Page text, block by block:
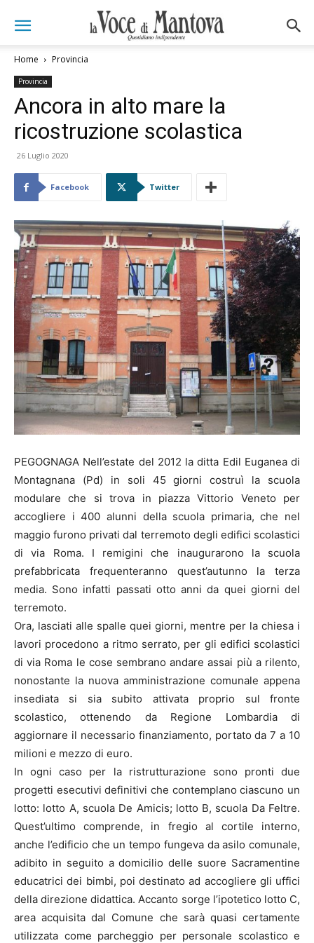
Home Provincia
Provincia
Ancora in alto mare la
ricostruzione scolastica
26 Luglio 2020
Facebook Twitter
PEGOGNAGA Nell’estate del 2012 la ditta Edil Euganea di
Montagnana (Pd) in soli 45 giorni costruì la scuola
modulare che si trova in piazza Vittorio Veneto per
accogliere i 400 alunni della scuola primaria, che nel
maggio furono privati dal terremoto degli edifici scolastici
di via Roma. I remigini che inaugurarono la scuola
prefabbricata frequenteranno quest’autunno la terza
media. Sono infatti passati otto anni da quei giorni del
terremoto.
Ora, lasciati alle spalle quei giorni, mentre per la chiesa i
lavori procedono a ritmo serrato, per gli edifici scolastici
di via Roma le cose sembrano andare assai più a rilento,
nonostante la nuova amministrazione comunale appena
insediata si sia subito attivata proprio sul fronte
scolastico, ottenendo da Regione Lombardia di
aggiornare il necessario finanziamento, portato da 7 a 10
milioni e mezzo di euro.
In ogni caso per la ristrutturazione sono pronti due
progetti esecutivi definitivi che contemplano ciascuno un
lotto: lotto A, scuola De Amicis; lotto B, scuola Da Feltre.
Quest’ultimo comprende, in fregio al cortile interno,
anche l’edificio che un tempo fungeva da asilo comunale,
adibito in seguito a domicilio delle suore Sacramentine
educatrici dei bimbi, poi destinato ad accogliere gli uffici
della direzione didattica. Accanto sorge l’ipotetico lotto C,
area acquisita dal Comune che sarà quasi certamente
utilizzata come parcheggio per personale scolastico e